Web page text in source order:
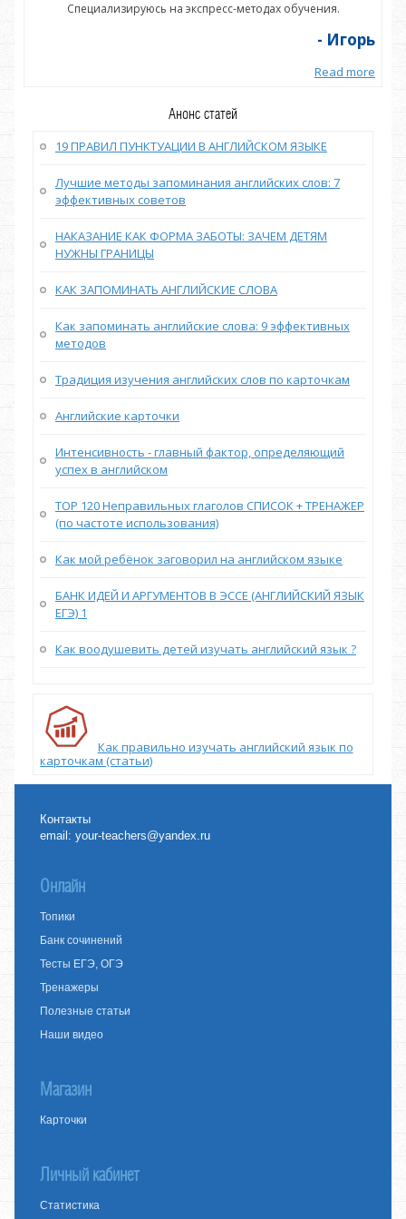
Специализируюсь на экспресс-методах обучения.
- Игорь
Read more
Анонс статей
19 ПРАВИЛ ПУНКТУАЦИИ В АНГЛИЙСКОМ ЯЗЫКЕ
Лучшие методы запоминания английских слов: 7
эффективных советов
НАКАЗАНИЕ КАК ФОРМА ЗАБОТЫ: ЗАЧЕМ ДЕТЯМ
НУЖНЫ ГРАНИЦЫ
КАК ЗАПОМИНАТЬ АНГЛИЙСКИЕ СЛОВА
Как запоминать английские слова: 9 эффективных
методов
Традиция изучения английских слов по карточкам
Английские карточки
Интенсивность - главный фактор, определяющий
успех в английском
TOP 120 Неправильных глаголов СПИСОК + ТРЕНАЖЕР
(по частоте использования)
Как мой ребёнок заговорил на английском языке
БАНК ИДЕЙ И АРГУМЕНТОВ В ЭССЕ (АНГЛИЙСКИЙ ЯЗЫК
ЕГЭ) 1
Как воодушевить детей изучать английский язык ?
Как правильно изучать английский язык по
карточкам (статьи)
Контакты
email:your-teachers@yandex.ru
Онлайн
Топики
Банк сочинений
Тесты ЕГЭ, ОГЭ
Тренажеры
Полезные статьи
Наши видео
Магазин
Карточки
Личный кабинет
Статистика